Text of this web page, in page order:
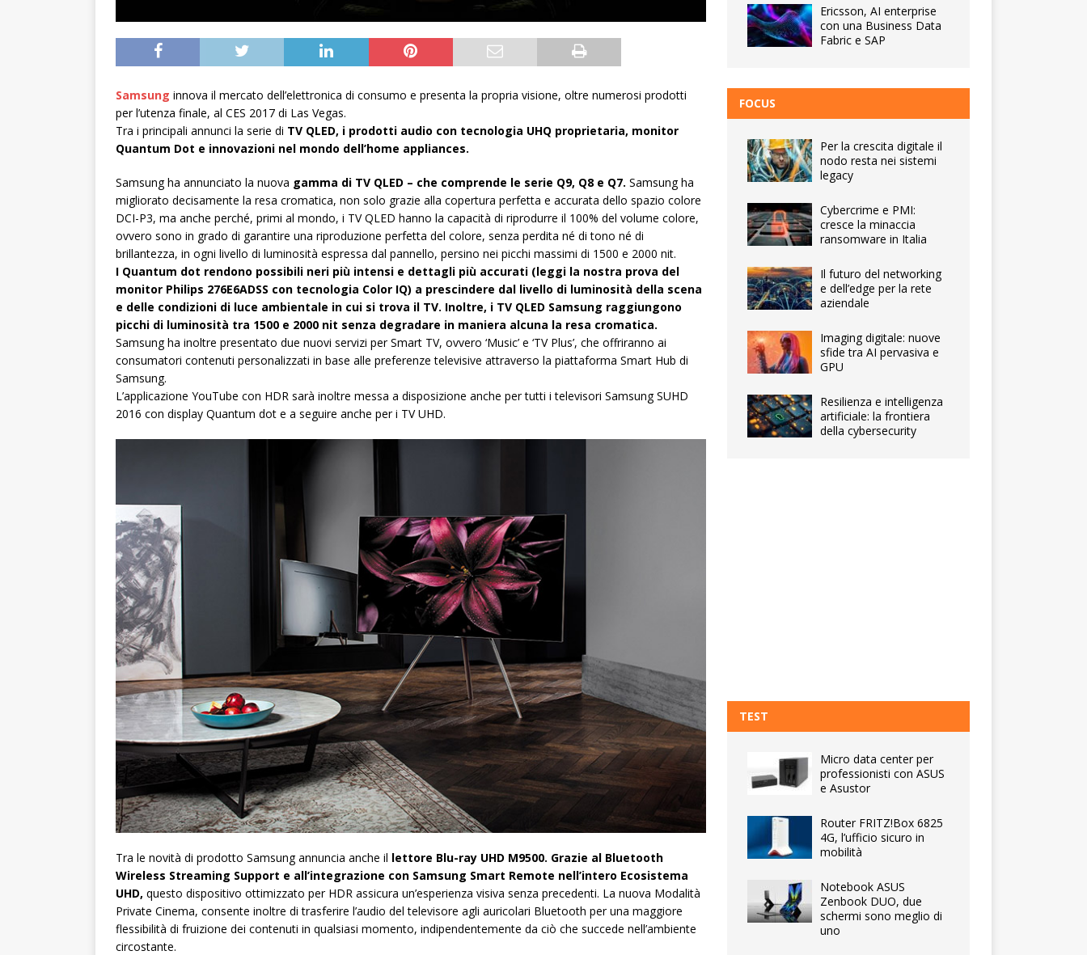
Samsung innova il mercato dell’elettronica di consumo e presenta la propria visione, oltre numerosi prodotti
per l’utenza finale, al CES 2017 di Las Vegas.
Tra i principali annunci la serie di TV QLED, i prodotti audio con tecnologia UHQ proprietaria, monitor
Quantum Dot e innovazioni nel mondo dell’home appliances.
Samsung ha annunciato la nuova gamma di TV QLED – che comprende le serie Q9, Q8 e Q7. Samsung ha
migliorato decisamente la resa cromatica, non solo grazie alla copertura perfetta e accurata dello spazio colore
DCI-P3, ma anche perché, primi al mondo, i TV QLED hanno la capacità di riprodurre il 100% del volume colore,
ovvero sono in grado di garantire una riproduzione perfetta del colore, senza perdita né di tono né di
brillantezza, in ogni livello di luminosità espressa dal pannello, persino nei picchi massimi di 1500 e 2000 nit.
I Quantum dot rendono possibili neri più intensi e dettagli più accurati (leggi la nostra prova del
monitor Philips 276E6ADSS con tecnologia Color IQ) a prescindere dal livello di luminosità della scena
e delle condizioni di luce ambientale in cui si trova il TV. Inoltre, i TV QLED Samsung raggiungono
picchi di luminosità tra 1500 e 2000 nit senza degradare in maniera alcuna la resa cromatica.
Samsung ha inoltre presentato due nuovi servizi per Smart TV, ovvero ‘Music’ e ‘TV Plus’, che offriranno ai
consumatori contenuti personalizzati in base alle preferenze televisive attraverso la piattaforma Smart Hub di
Samsung.
L’applicazione YouTube con HDR sarà inoltre messa a disposizione anche per tutti i televisori Samsung SUHD
2016 con display Quantum dot e a seguire anche per i TV UHD.
Tra le novità di prodotto Samsung annuncia anche il lettore Blu-ray UHD M9500. Grazie al Bluetooth
Wireless Streaming Support e all’integrazione con Samsung Smart Remote nell’intero Ecosistema
UHD, questo dispositivo ottimizzato per HDR assicura un’esperienza visiva senza precedenti. La nuova Modalità
Private Cinema, consente inoltre di trasferire l’audio del televisore agli auricolari Bluetooth per una maggiore
flessibilità di fruizione dei contenuti in qualsiasi momento, indipendentemente da ciò che succede nell’ambiente
circostante.
Ericsson, AI enterprise
con una Business Data
Fabric e SAP
FOCUS
Per la crescita digitale il
nodo resta nei sistemi
legacy
Cybercrime e PMI:
cresce la minaccia
ransomware in Italia
Il futuro del networking
e dell’edge per la rete
aziendale
Imaging digitale: nuove
sfide tra AI pervasiva e
GPU
Resilienza e intelligenza
artificiale: la frontiera
della cybersecurity
TEST
Micro data center per
professionisti con ASUS
e Asustor
Router FRITZ!Box 6825
4G, l’ufficio sicuro in
mobilità
Notebook ASUS
Zenbook DUO, due
schermi sono meglio di
uno